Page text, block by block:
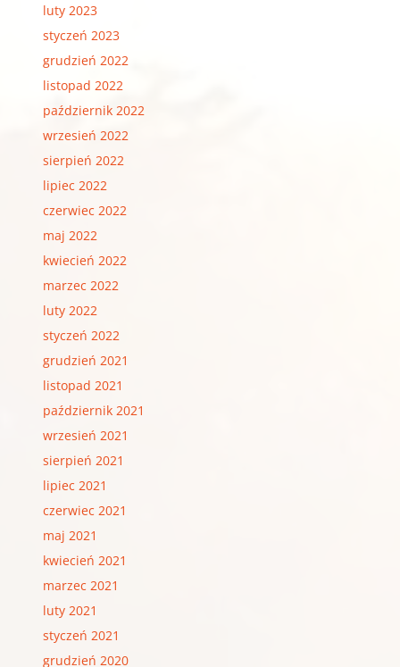
luty 2023
styczeń 2023
grudzień 2022
listopad 2022
październik 2022
wrzesień 2022
sierpień 2022
lipiec 2022
czerwiec 2022
maj 2022
kwiecień 2022
marzec 2022
luty 2022
styczeń 2022
grudzień 2021
listopad 2021
październik 2021
wrzesień 2021
sierpień 2021
lipiec 2021
czerwiec 2021
maj 2021
kwiecień 2021
marzec 2021
luty 2021
styczeń 2021
grudzień 2020